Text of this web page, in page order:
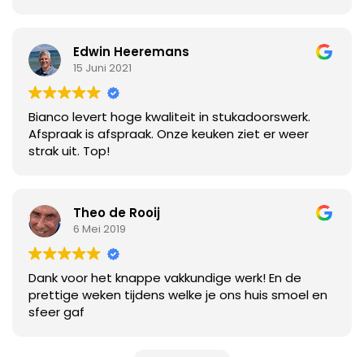
Edwin Heeremans
15 Juni 2021
Bianco levert hoge kwaliteit in stukadoorswerk.
Afspraak is afspraak. Onze keuken ziet er weer
strak uit. Top!
Theo de Rooij
6 Mei 2019
Dank voor het knappe vakkundige werk! En de
prettige weken tijdens welke je ons huis smoel en
sfeer gaf